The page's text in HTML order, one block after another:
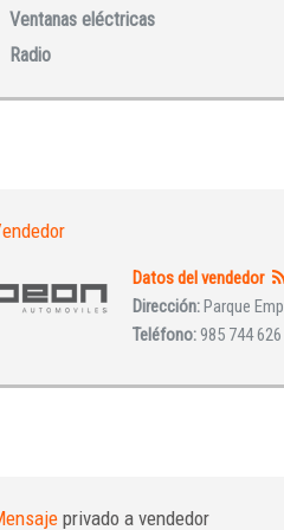
Ventanas eléctricas
Radio
Datos del vendedor
Dirección:Parque
Teléfono:985 744 626
privado a vendedor